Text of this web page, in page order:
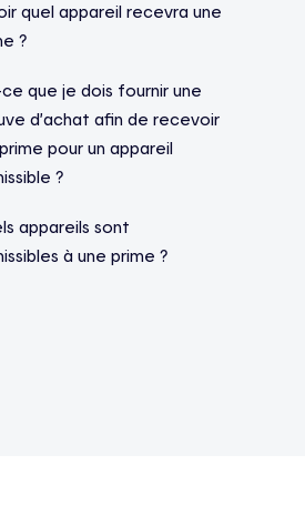
quel appareil recevra une
?
que je dois fournir une
d’achat afin de recevoir
pour un appareil
?
appareils sont
à une prime ?